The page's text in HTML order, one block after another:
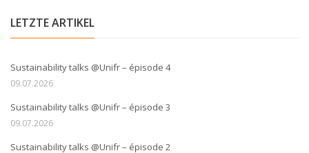
LETZTE ARTIKEL
Sustainability talks @Unifr – épisode 4
09.07.2026
Sustainability talks @Unifr – épisode 3
09.07.2026
Sustainability talks @Unifr – épisode 2